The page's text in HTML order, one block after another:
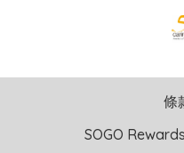
條
SOGO